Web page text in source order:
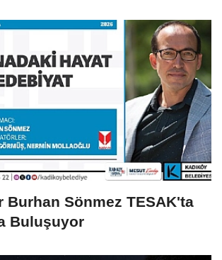
Burhan Sönmez TESAK'ta
Buluşuyor